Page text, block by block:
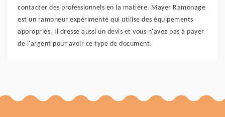
contacter des professionnels en la matière. Mayer Ramonage
est un ramoneur expérimenté qui utilise des équipements
appropriés. Il dresse aussi un devis et vous n'avez pas à payer
de l'argent pour avoir ce type de document.